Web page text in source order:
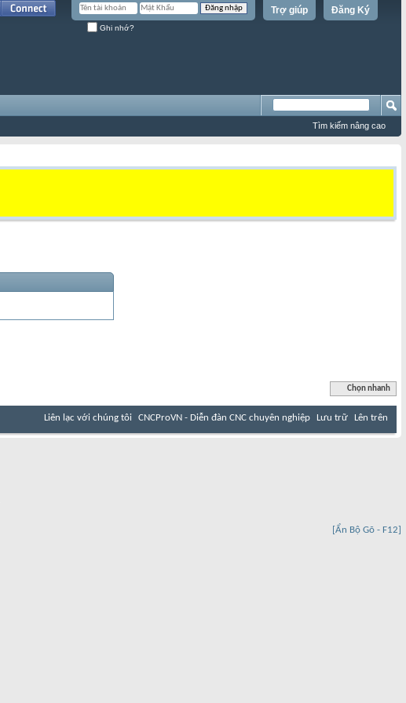
Đăng Ký
Trợ giúp
Ghi nhớ?
Tìm kiếm nâng cao
Chọn nhanh
Liên lạc với chúng tôi CNCProVN - Diễn đàn CNC chuyên nghiệp Lưu trữ Lên trên
[Ẩn Bộ Gõ - F12]